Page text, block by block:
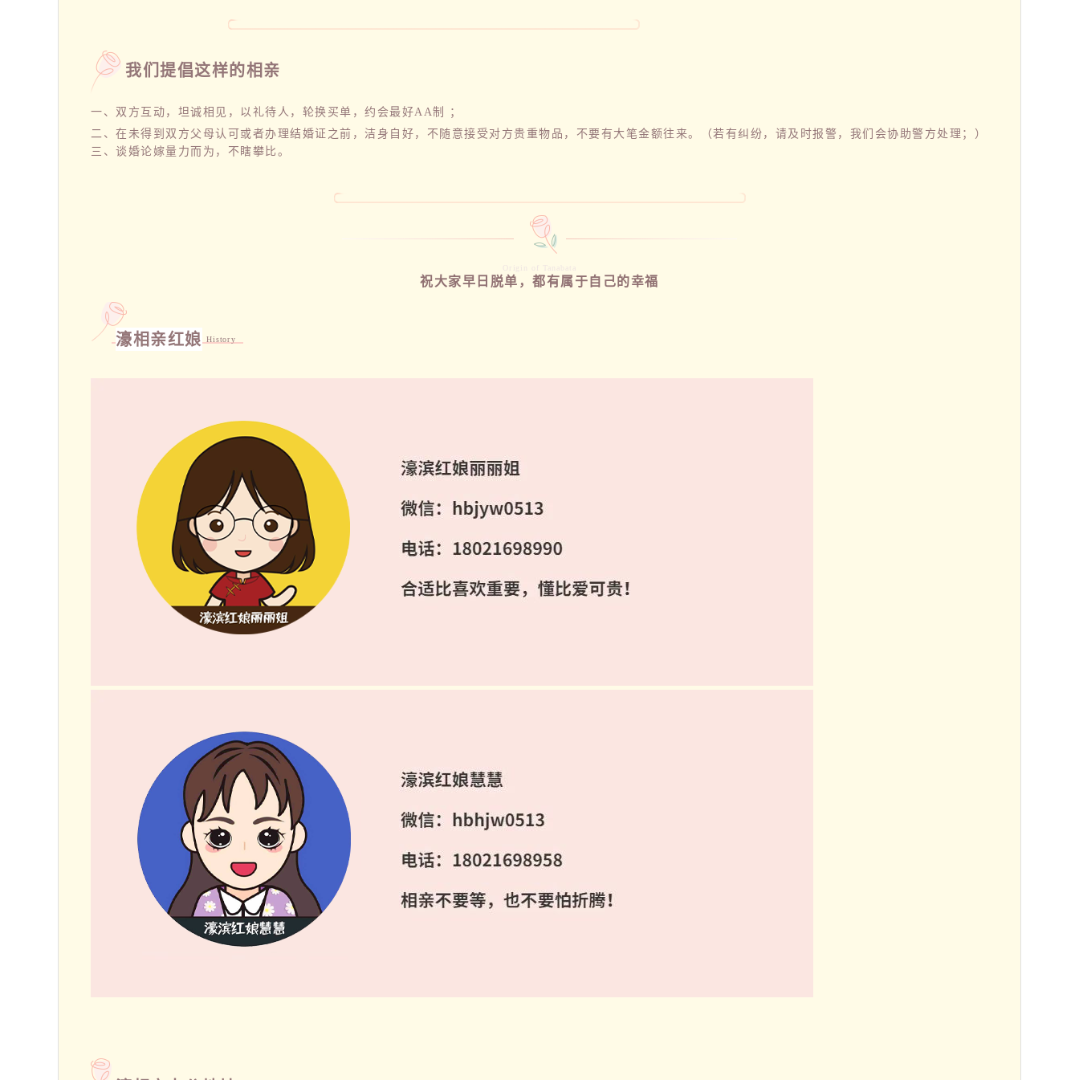
我们提倡这样的相亲
一、双方互动，坦诚相见，以礼待人，轮换买单，约会最好AA制 ；
二、在未得到双方父母认可或者办理结婚证之前，洁身自好，不随意接受对方贵重物品，不要有大笔金额往来。（若有纠纷，请及时报警，我们会协助警方处理；）
三、谈婚论嫁量力而为，不瞎攀比。
祝大家早日脱单，都有属于自己的幸福
濠相亲红娘 History